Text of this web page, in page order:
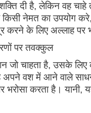
दी है, लेकिन वह चाहे
नेमत का उपयोग
करने के लिए अल्लाह पर
पर तवक्कुल
जो चाहता है, उसके
अपने वश में आने वाले
भरोसा करता है। यानी,